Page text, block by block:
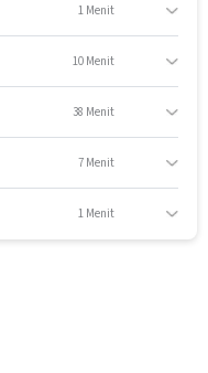
apa saja bagian
1 Menit
10 Menit
38 Menit
7 Menit
1 Menit